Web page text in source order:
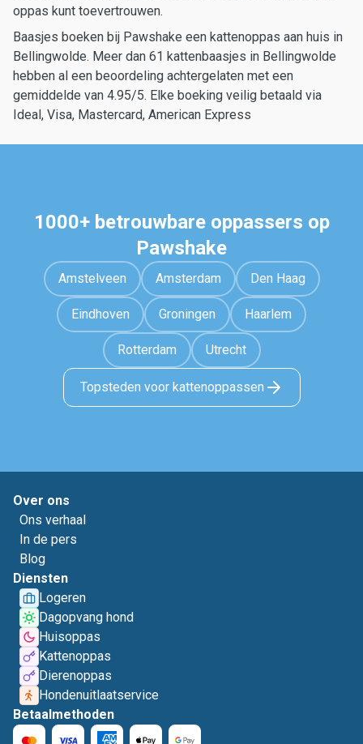
oppas kunt toevertrouwen.
Baasjes boeken bij Pawshake een kattenoppas aan huis in
Bellingwolde. Meer dan 61 kattenbaasjes in Bellingwolde
hebben al een beoordeling achtergelaten met een
gemiddelde van 4.95/5. Elke boeking veilig betaald via
Ideal, Visa, Mastercard, American Express
1000+ betrouwbare oppassers op
Pawshake
Amstelveen Amsterdam Den Haag
Eindhoven Groningen Haarlem
Rotterdam Utrecht
Topsteden voor kattenoppassen
Over ons
Ons verhaal
In de pers
Blog
Diensten
Logeren
Dagopvang hond
Huisoppas
Kattenoppas
Dierenoppas
Hondenuitlaatservice
Betaalmethoden